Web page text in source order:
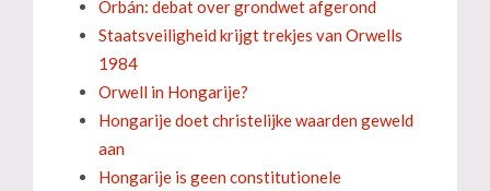
Orbán: debat over grondwet afgerond
Staatsveiligheid krijgt trekjes van Orwells
1984
Orwell in Hongarije?
Hongarije doet christelijke waarden geweld
aan
Hongarije is geen constitutionele